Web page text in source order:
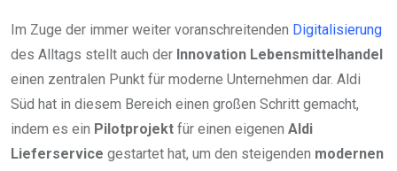
Im Zuge der immer weiter voranschreitenden Digitalisierung
des Alltags stellt auch der Innovation Lebensmittelhandel
einen zentralen Punkt für moderne Unternehmen dar. Aldi
Süd hat in diesem Bereich einen großen Schritt gemacht,
indem es ein Pilotprojekt für einen eigenen Aldi
Lieferservice gestartet hat, um den steigenden modernen